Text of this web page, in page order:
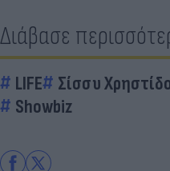
Διάβασε
LIFE Σίσσυ
Showbiz